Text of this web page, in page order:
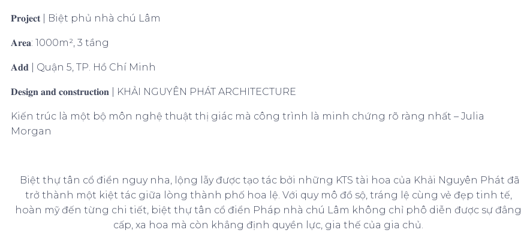
𝐏𝐫𝐨𝐣𝐞𝐜𝐭 | Biệt phủ nhà chú Lâm
𝐀𝐫𝐞𝐚: 1000m², 3 tầng
𝐀𝐝𝐝 | Quận 5, TP. Hồ Chí Minh
𝐃𝐞𝐬𝐢𝐠𝐧 𝐚𝐧𝐝 𝐜𝐨𝐧𝐬𝐭𝐫𝐮𝐜𝐭𝐢𝐨𝐧 | KHẢI NGUYÊN PHÁT ARCHITECTURE
Kiến trúc là một bộ môn nghệ thuật thị giác mà công trình là minh chứng rõ ràng nhất – Julia
Morgan
Biệt thự tân cổ điển nguy nha, lộng lẫy được tạo tác bởi những KTS tài hoa của Khải Nguyên Phát đã
trở thành một kiệt tác giữa lòng thành phố hoa lệ. Với quy mô đồ sộ, tráng lệ cùng vẻ đẹp tinh tế,
hoàn mỹ đến từng chi tiết, biệt thự tân cổ điển Pháp nhà chú Lâm không chỉ phô diễn được sự đẳng
cấp, xa hoa mà còn khẳng định quyền lực, gia thế của gia chủ.